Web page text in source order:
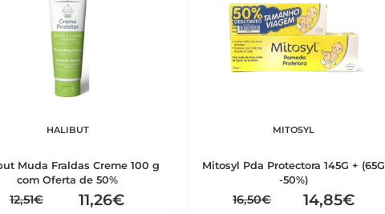
HALIBUT
Muda Fraldas Creme 100 g
com Oferta de 50%
12,51€ 11,26€
MITOSYL
Mitosyl Pda Protectora 145G + (65G
-50%)
16,50€ 14,85€